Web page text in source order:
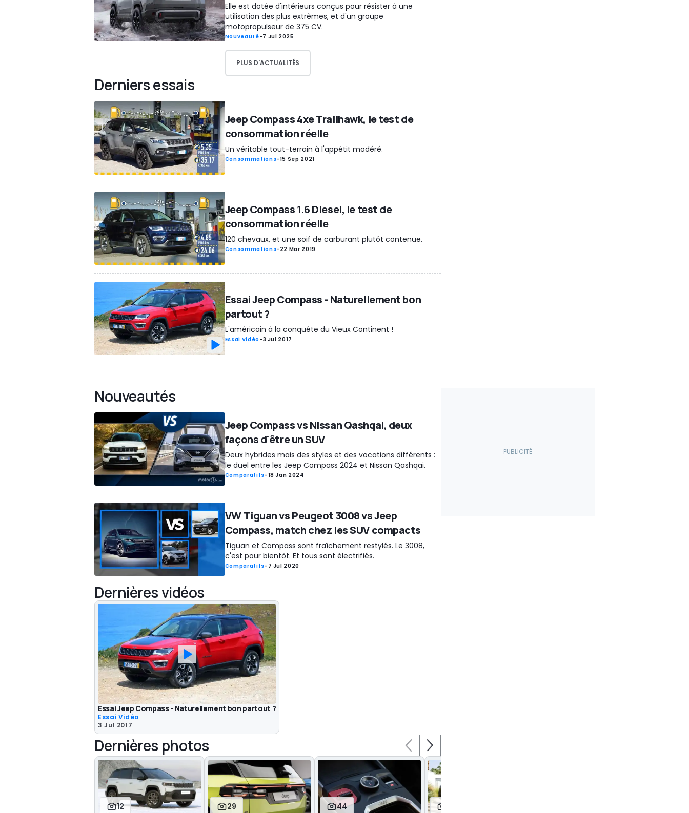
Elle est dotée d'intérieurs conçus pour résister à une
utilisation des plus extrêmes, et d'un groupe
motopropulseur de 375 CV.
Nouveauté-7 Jul 2025
PLUS D'ACTUALITÉS
Derniers essais
Jeep Compass 4xe Trailhawk, le test de
consommation réelle
Un véritable tout-terrain à l'appétit modéré.
Consommations-15 Sep 2021
Jeep Compass 1.6 Diesel, le test de
consommation réelle
120 chevaux, et une soif de carburant plutôt contenue.
Consommations- 22 Mar 2019
Essai Jeep Compass - Naturellement bon
partout ?
L'américain à la conquête du Vieux Continent !
Essai Vidéo -3 Jul 2017
Nouveautés
Jeep Compass vs Nissan Qashqai, deux
façons d'être un SUV
Deux hybrides mais des styles et des vocations différents :
le duel entre les Jeep Compass 2024 et Nissan Qashqai.
Comparatifs-18 Jan 2024
VW Tiguan vs Peugeot 3008 vs Jeep
Compass, match chez les SUV compacts
Tiguan et Compass sont fraîchement restylés. Le 3008,
c'est pour bientôt. Et tous sont électrifiés.
Comparatifs- 7 Jul 2020
Dernières vidéos
Essai Jeep Compass - Naturellement bon partout ?
Essai Vidéo
3 Jul 2017
Dernières photos
12 29 44